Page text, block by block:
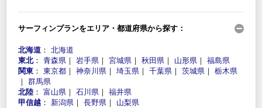
サーフィンプランをエリア・都道府県から探す：
北海道 ： 北海道
東北： 青森県 ｜ 岩手県 ｜ 宮城県 ｜ 秋田県 ｜ 山形県 ｜ 福島県
関東 ： 東京都 ｜ 神奈川県 ｜ 埼玉県 ｜ 千葉県 ｜ 茨城県 ｜ 栃木県
｜ 群馬県
北陸 ： 富山県 ｜ 石川県 ｜ 福井県
甲信越 ： 新潟県 ｜ 長野県 ｜ 山梨県